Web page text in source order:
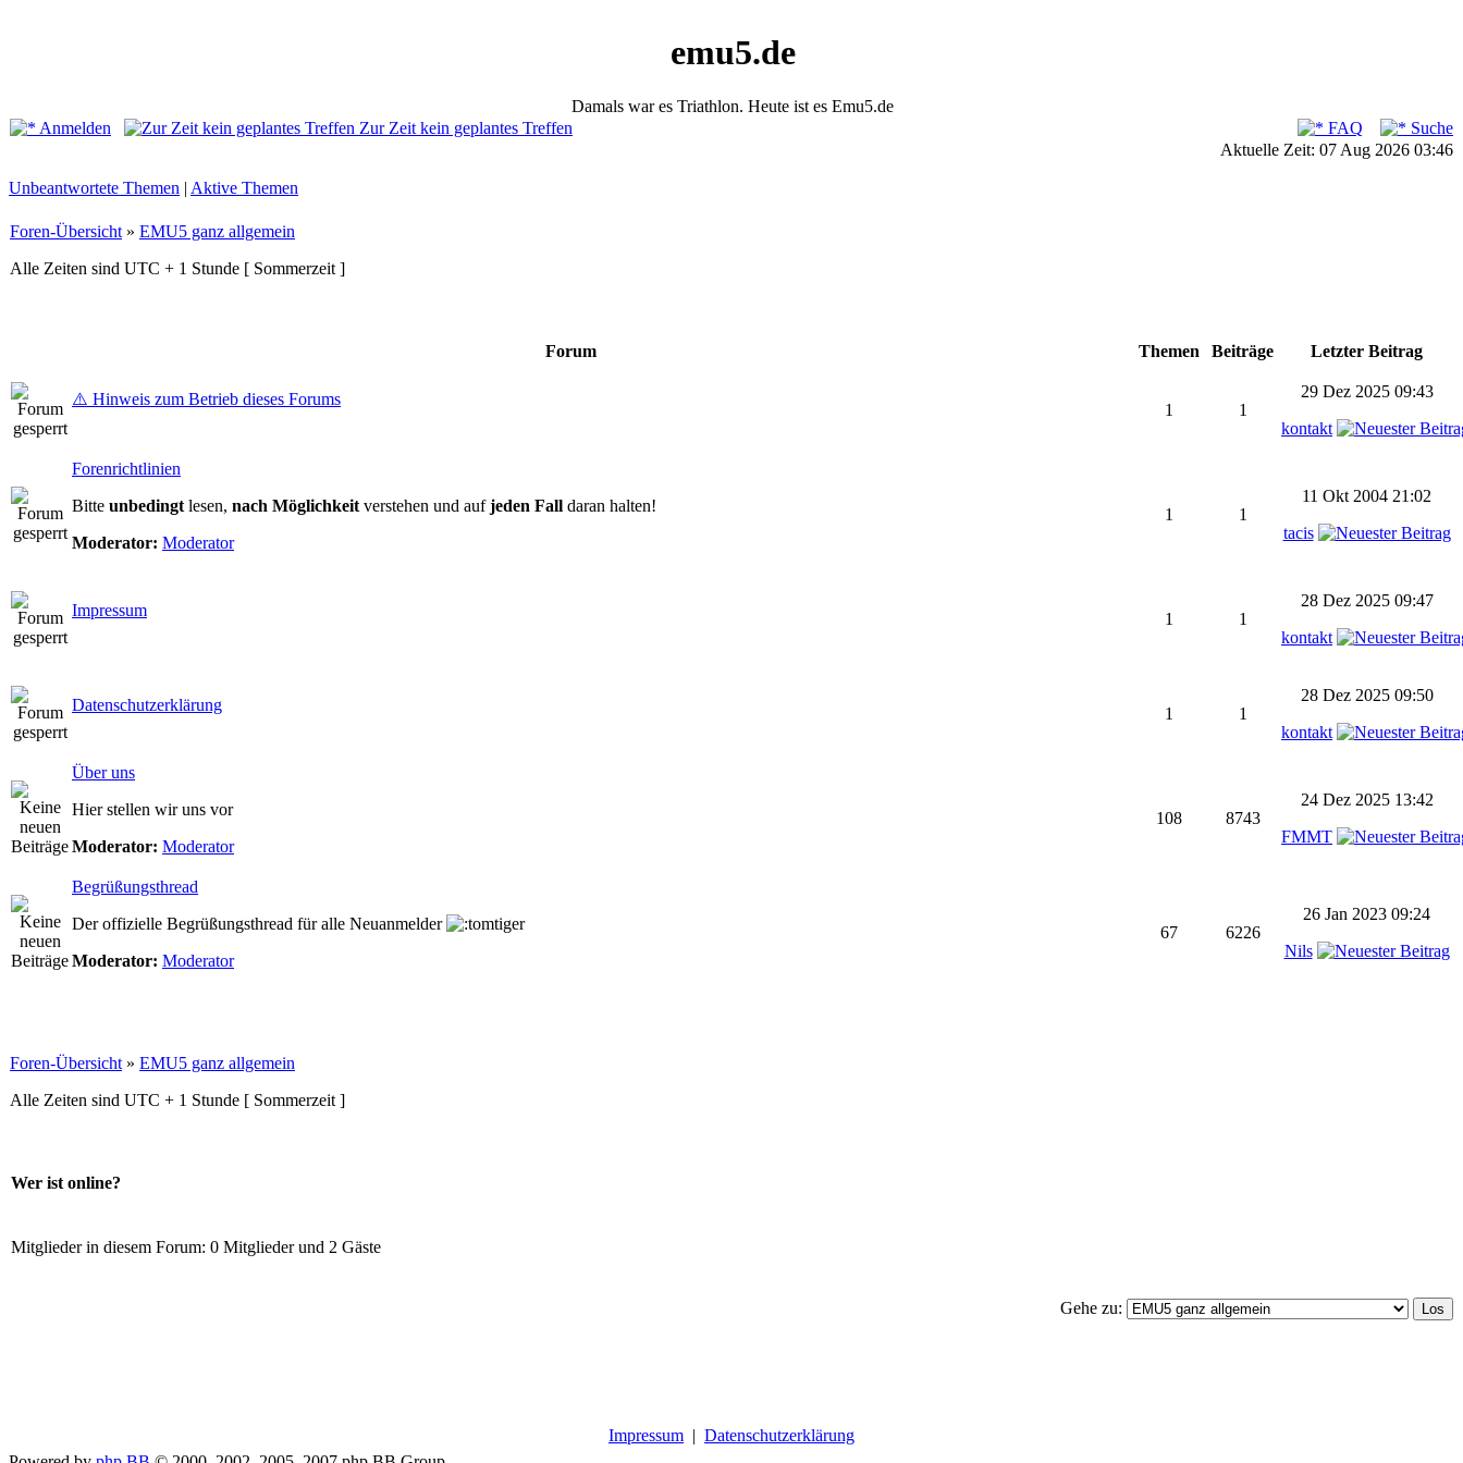
emu5.de
Damals war es Triathlon. Heute ist es Emu5.de
Anmelden
Zur Zeit kein geplantes Treffen FAQ
Suche
Aktuelle Zeit: 07 Aug 2026 03:46
Unbeantwortete Themen | Aktive Themen
Foren-Übersicht » EMU5 ganz allgemein
Alle Zeiten sind UTC + 1 Stunde [ Sommerzeit ]
Forum Themen Beiträge Letzter Beitrag
⚠️ Hinweis zum Betrieb dieses Forums
1 1
29 Dez 2025 09:43
kontakt
Forenrichtlinien
Bitte unbedingt lesen, nach Möglichkeit verstehen und aufjeden Fall daran halten!
Moderator: Moderator
1 1
11 Okt 2004 21:02
tacis
Impressum 1 1
28 Dez 2025 09:47
kontakt
Datenschutzerklärung 1 1
28 Dez 2025 09:50
kontakt
Über uns
Hier stellen wir uns vor
Moderator: Moderator
108 8743
24 Dez 2025 13:42
FMMT
Begrüßungsthread
Der offizielle Begrüßungsthread für alle Neuanmelder
Moderator: Moderator
67 6226
26 Jan 2023 09:24
Nils
Foren-Übersicht » EMU5 ganz allgemein
Alle Zeiten sind UTC + 1 Stunde [ Sommerzeit ]
Wer ist online?
Mitglieder in diesem Forum: 0 Mitglieder und 2 Gäste
Gehe zu:
Impressum | Datenschutzerklärung